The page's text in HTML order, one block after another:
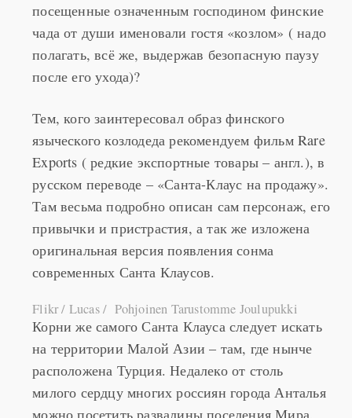
посещенные означенным господином финские
чада от души именовали гостя «козлом» ( надо
полагать, всё же, выдержав безопасную паузу
после его ухода)?
Тем, кого заинтересовал образ финского
языческого козлодеда рекомендуем фильм Rare
Exports ( редкие экспортные товары – англ.), в
русском переводе – «Санта-Клаус на продажу».
Там весьма подробно описан сам персонаж, его
привычки и пристрастия, а так же изложена
оригинальная версия появления сонма
современных Санта Клаусов.
Flikr / Lucas / Pohjoinen Tarustomme Joulupukki
Корни же самого Санта Клауса следует искать
на территории Малой Азии – там, где нынче
расположена Турция. Недалеко от столь
милого сердцу многих россиян города Анталья
можно посетить развалины поселения Мира,